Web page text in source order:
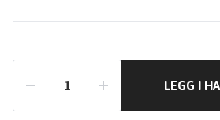
LEGG I